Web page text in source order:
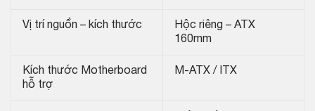
Vị trí nguồn – kích thước
Hộc riêng – ATX
160mm
Kích thước Motherboard
hỗ trợ
M-ATX / ITX